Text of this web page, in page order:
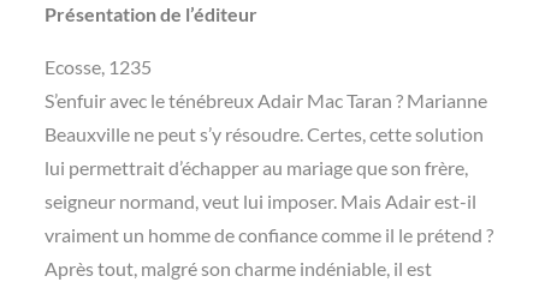
Présentation de l’éditeur
Ecosse, 1235
S’enfuir avec le ténébreux Adair Mac Taran ? Marianne
Beauxville ne peut s’y résoudre. Certes, cette solution
lui permettrait d’échapper au mariage que son frère,
seigneur normand, veut lui imposer. Mais Adair est-il
vraiment un homme de confiance comme il le prétend ?
Après tout, malgré son charme indéniable, il est